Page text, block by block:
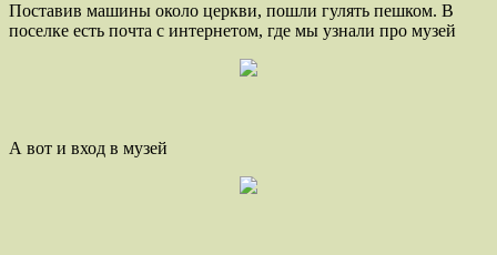
Поставив машины около церкви, пошли гулять пешком. В
поселке есть почта с интернетом, где мы узнали про музей
А вот и вход в музей